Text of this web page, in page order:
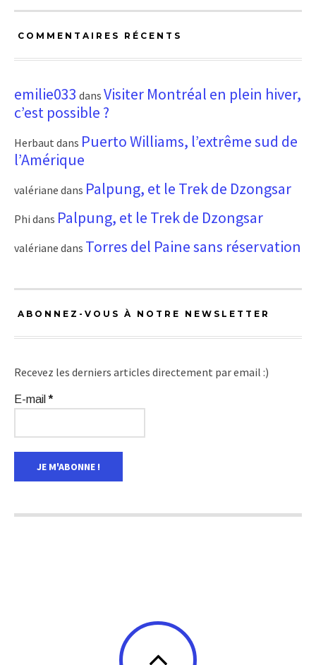
COMMENTAIRES RÉCENTS
emilie033 dans Visiter Montréal en plein hiver,
c’est possible ?
Herbaut dans Puerto Williams, l’extrême sud de
l’Amérique
valériane dans Palpung, et le Trek de Dzongsar
Phi dans Palpung, et le Trek de Dzongsar
valériane dans Torres del Paine sans réservation
ABONNEZ-VOUS À NOTRE NEWSLETTER
Recevez les derniers articles directement par email :)
E-mail*